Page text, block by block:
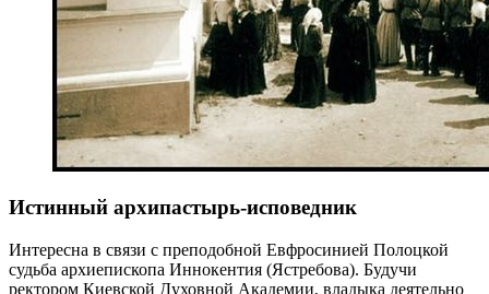
Истинный архипастырь-исповедник
Интересна в связи с преподобной Евфросинией Полоцкой
судьба архиепископа Иннокентия (Ястребова). Будучи
ректором Киевской Духовной Академии, владыка деятельно